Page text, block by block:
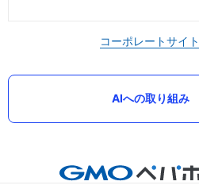
コーポレートサイト
AIへの取り組み